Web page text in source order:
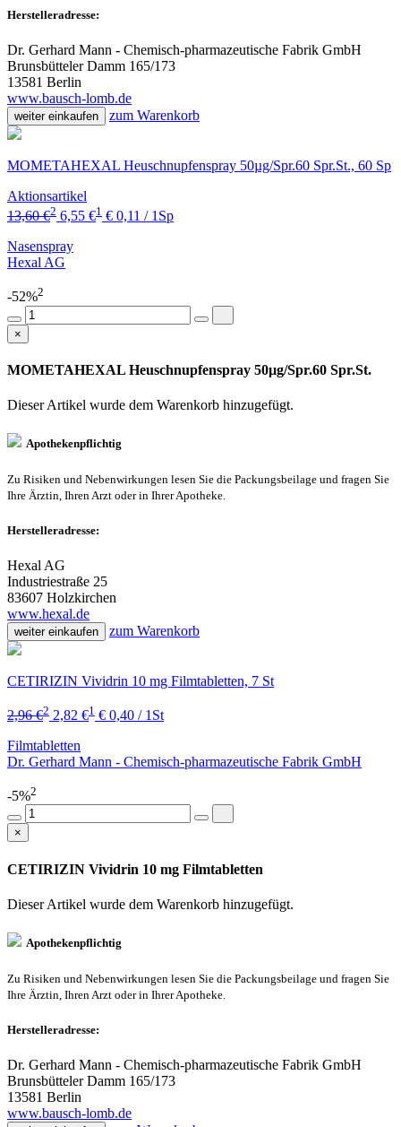
Herstelleradresse:
Dr. Gerhard Mann - Chemisch-pharmazeutische Fabrik GmbH
Brunsbütteler Damm 165/173
13581 Berlin
www.bausch-lomb.de
weiter einkaufen zum Warenkorb
MOMETAHEXAL Heuschnupfenspray 50µg/Spr.60 Spr.St., 60 Sp
Aktionsartikel
13,60 €2 6,55 €1 € 0,11 / 1Sp
Nasenspray
Hexal AG
-52%2
×
MOMETAHEXAL Heuschnupfenspray 50µg/Spr.60 Spr.St.
Dieser Artikel wurde dem Warenkorb hinzugefügt.
Apothekenpflichtig
Zu Risiken und Nebenwirkungen lesen Sie die Packungsbeilage und fragen Sie
Ihre Ärztin, Ihren Arzt oder in Ihrer Apotheke.
Herstelleradresse:
Hexal AG
Industriestraße 25
83607 Holzkirchen
www.hexal.de
weiter einkaufen zum Warenkorb
CETIRIZIN Vividrin 10 mg Filmtabletten, 7 St
2,96 €2 2,82 €1 € 0,40 / 1St
Filmtabletten
Dr. Gerhard Mann - Chemisch-pharmazeutische Fabrik GmbH
-5%2
×
CETIRIZIN Vividrin 10 mg Filmtabletten
Dieser Artikel wurde dem Warenkorb hinzugefügt.
Apothekenpflichtig
Zu Risiken und Nebenwirkungen lesen Sie die Packungsbeilage und fragen Sie
Ihre Ärztin, Ihren Arzt oder in Ihrer Apotheke.
Herstelleradresse:
Dr. Gerhard Mann - Chemisch-pharmazeutische Fabrik GmbH
Brunsbütteler Damm 165/173
13581 Berlin
www.bausch-lomb.de